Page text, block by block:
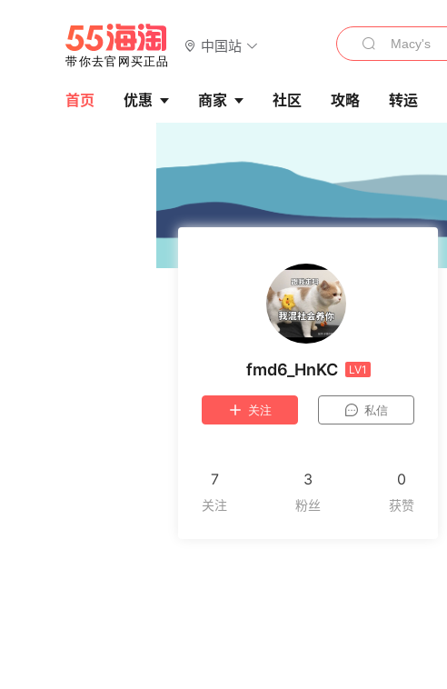
中国站
首页 优惠 商家 社区 攻略 转运
fmd6_HnKC LV1
关注 私信
7 3 0